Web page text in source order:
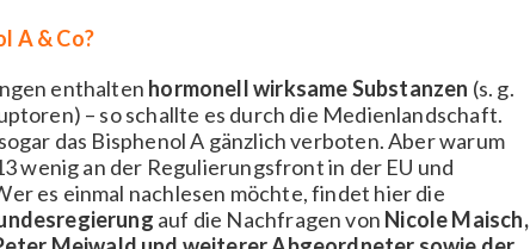
A & Co?
enthalten hormonell wirksame Substanzen (s. g.
– so schallte es durch die Medienlandschaft.
das Bisphenol A gänzlich verboten. Aber warum
wenig an der Regulierungsfront in der EU und
es einmal nachlesen möchte, findet hier die
auf die Nachfragen von Nicole Maisch,